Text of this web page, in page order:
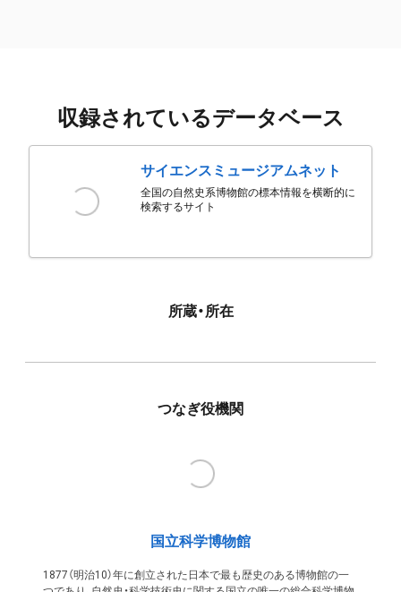
収録されているデータベース
サイエンスミュージアムネット
全国の自然史系博物館の標本情報を横断的に
検索するサイト
所蔵・所在
つなぎ役機関
国立科学博物館
1877（明治10）年に創立された日本で最も歴史のある博物館の一